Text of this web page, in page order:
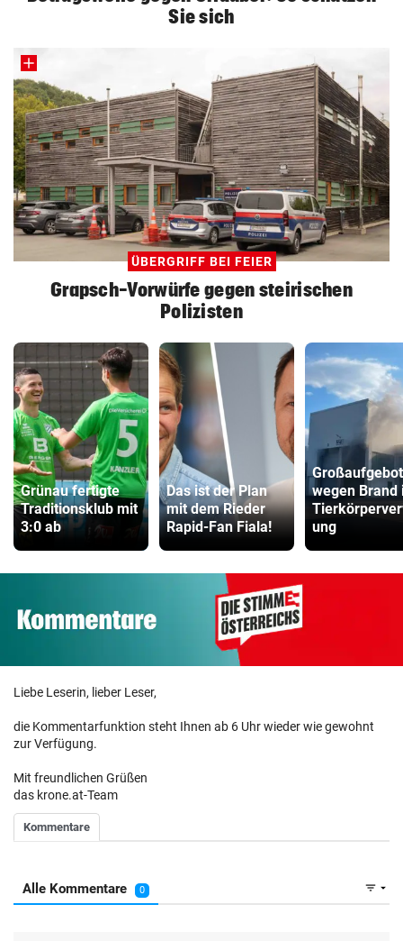
Sie sich
ÜBERGRIFF BEI FEIER
Grapsch-Vorwürfe gegen steirischen
Polizisten
Grünau fertigte
Traditionsklub mit
3:0 ab
Das ist der Plan
mit dem Rieder
Rapid-Fan Fiala!
Großaufgebot
wegen Brand
ung
Liebe Leserin, lieber Leser,
die Kommentarfunktion steht Ihnen ab 6 Uhr wieder wie gewohnt
zur Verfügung.
Mit freundlichen Grüßen
das krone.at-Team